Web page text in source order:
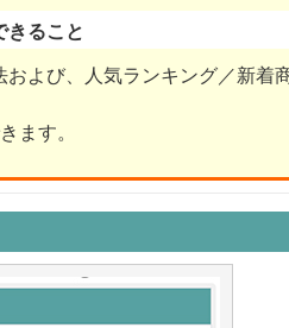
きること
よび、人気ランキング／新
ます。